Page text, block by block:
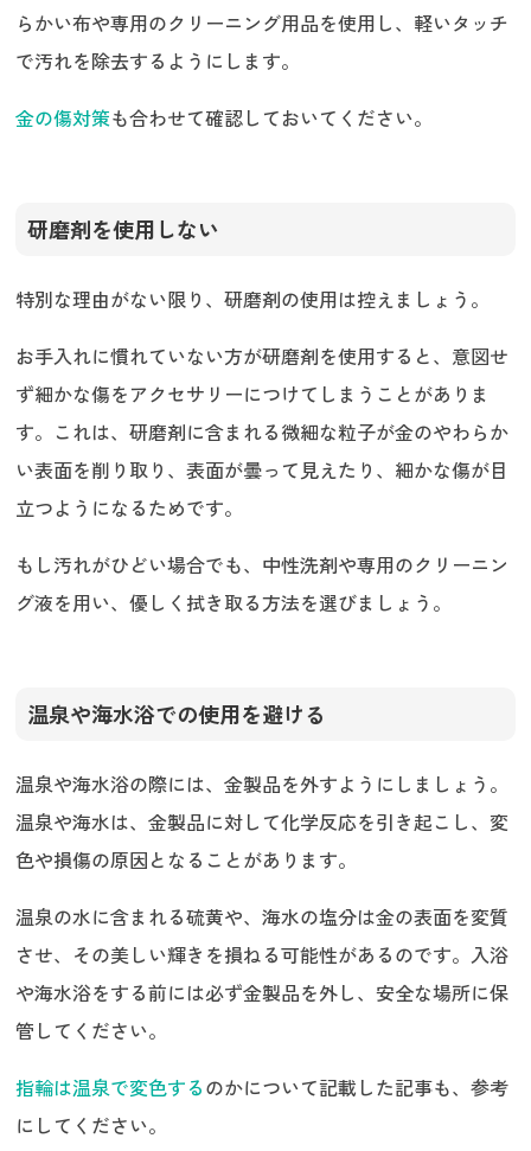
らかい布や専用のクリーニング用品を使用し、軽いタッチ
で汚れを除去するようにします。
金の傷対策も合わせて確認しておいてください。
研磨剤を使用しない
特別な理由がない限り、研磨剤の使用は控えましょう。
お手入れに慣れていない方が研磨剤を使用すると、意図せ
ず細かな傷をアクセサリーにつけてしまうことがありま
す。これは、研磨剤に含まれる微細な粒子が金のやわらか
い表面を削り取り、表面が曇って見えたり、細かな傷が目
立つようになるためです。
もし汚れがひどい場合でも、中性洗剤や専用のクリーニン
グ液を用い、優しく拭き取る方法を選びましょう。
温泉や海水浴での使用を避ける
温泉や海水浴の際には、金製品を外すようにしましょう。
温泉や海水は、金製品に対して化学反応を引き起こし、変
色や損傷の原因となることがあります。
温泉の水に含まれる硫黄や、海水の塩分は金の表面を変質
させ、その美しい輝きを損ねる可能性があるのです。入浴
や海水浴をする前には必ず金製品を外し、安全な場所に保
管してください。
指輪は温泉で変色するのかについて記載した記事も、参考
にしてください。